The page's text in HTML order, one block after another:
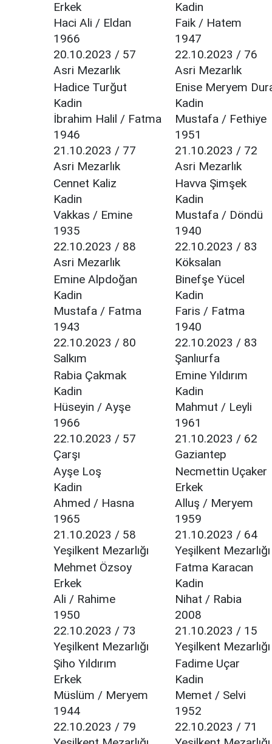
Erkek
Haci Ali / Eldan
1966
20.10.2023 / 57
Asri Mezarlık
Kadin
Faik / Hatem
1947
22.10.2023 / 76
Asri Mezarlık
Hadice Turğut
Kadin
İbrahim Halil / Fatma
1946
21.10.2023 / 77
Asri Mezarlık
Enise Meryem
Kadin
Mustafa / Fethiye
1951
21.10.2023 / 72
Asri Mezarlık
Cennet Kaliz
Kadin
Vakkas / Emine
1935
22.10.2023 / 88
Asri Mezarlık
Havva Şimşek
Kadin
Mustafa / Döndü
1940
22.10.2023 / 83
Köksalan
Emine Alpdoğan
Kadin
Mustafa / Fatma
1943
22.10.2023 / 80
Salkım
Binefşe Yücel
Kadin
Faris / Fatma
1940
22.10.2023 / 83
Şanlıurfa
Rabia Çakmak
Kadin
Hüseyin / Ayşe
1966
22.10.2023 / 57
Çarşı
Emine Yıldırım
Kadin
Mahmut / Leyli
1961
21.10.2023 / 62
Gaziantep
Ayşe Loş
Kadin
Ahmed / Hasna
1965
21.10.2023 / 58
Yeşilkent Mezarlığı
Necmettin Uçaker
Erkek
Alluş / Meryem
1959
21.10.2023 / 64
Yeşilkent Mezarlığı
Mehmet Özsoy
Erkek
Ali / Rahime
1950
22.10.2023 / 73
Yeşilkent Mezarlığı
Fatma Karacan
Kadin
Nihat / Rabia
2008
21.10.2023 / 15
Yeşilkent Mezarlığı
Şiho Yıldırım
Erkek
Müslüm / Meryem
1944
22.10.2023 / 79
Fadime Uçar
Kadin
Memet / Selvi
1952
22.10.2023 / 71